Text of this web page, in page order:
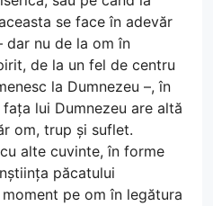
se face în adevăr
dar nu de la om în
de la un fel de centru
la Dumnezeu –, în
lui Dumnezeu are altă
om, trup și suflet.
alte cuvinte, în forme
păcatului
pe om în legătura